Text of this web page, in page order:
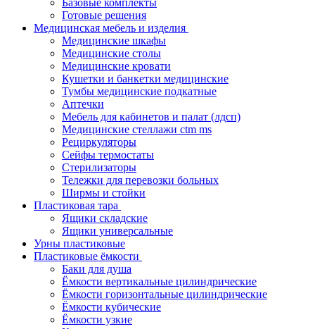
Базовые комплекты
Готовые решения
Медицинская мебель и изделия
Медицинские шкафы
Медицинские столы
Медицинские кровати
Кушетки и банкетки медицинские
Тумбы медицинские подкатные
Аптечки
Мебель для кабинетов и палат (лдсп)
Медицинские стеллажи ctm ms
Рециркуляторы
Сейфы термостаты
Стерилизаторы
Тележки для перевозки больных
Ширмы и стойки
Пластиковая тара
Ящики складские
Ящики универсальные
Урны пластиковые
Пластиковые ёмкости
Баки для душа
Ёмкости вертикальные цилиндрические
Ёмкости горизонтальные цилиндрические
Ёмкости кубические
Ёмкости узкие